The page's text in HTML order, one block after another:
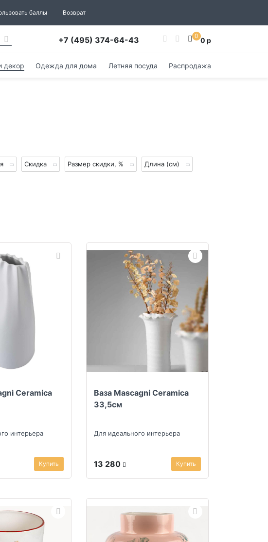
баллы Возврат
+7 (495) 374-64-43 0 0 р
декор Одежда для дома Летняя посуда Распродажа
Скидка Размер скидки, % Длина (см)
Ceramica
интерьера
Купить
Ваза Mascagni Ceramica
33,5см
Для идеального интерьера
13 280 Купить